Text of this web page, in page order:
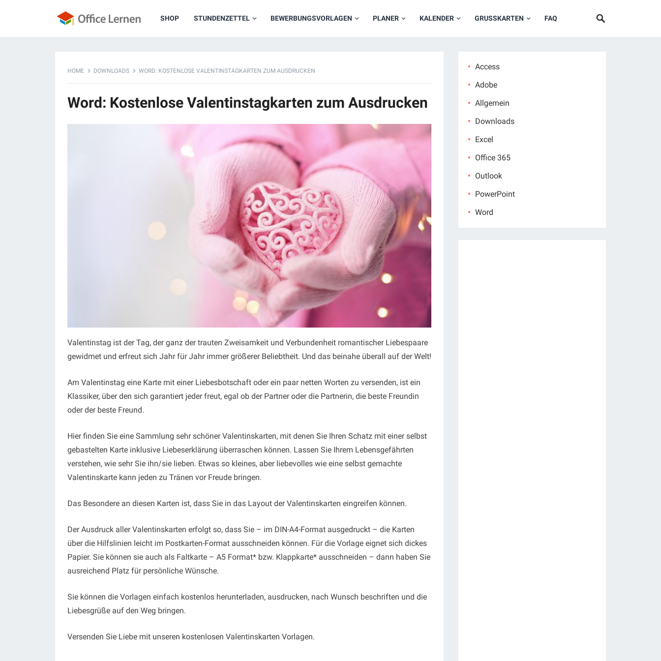
SHOP STUNDENZETTEL BEWERBUNGSVORLAGEN PLANER KALENDER GRUSSKARTEN FAQ
HOME DOWNLOADS WORD: KOSTENLOSE VALENTINSTAGKARTEN ZUM AUSDRUCKEN
Word: Kostenlose Valentinstagkarten zum Ausdrucken
Valentinstag ist der Tag, der ganz der trauten Zweisamkeit und Verbundenheit romantischer Liebespaare
gewidmet und erfreut sich Jahr für Jahr immer größerer Beliebtheit. Und das beinahe überall auf der Welt!
Am Valentinstag eine Karte mit einer Liebesbotschaft oder ein paar netten Worten zu versenden, ist ein
Klassiker, über den sich garantiert jeder freut, egal ob der Partner oder die Partnerin, die beste Freundin
oder der beste Freund.
Hier finden Sie eine Sammlung sehr schöner Valentinskarten, mit denen Sie Ihren Schatz mit einer selbst
gebastelten Karte inklusive Liebeserklärung überraschen können. Lassen Sie Ihrem Lebensgefährten
verstehen, wie sehr Sie ihn/sie lieben. Etwas so kleines, aber liebevolles wie eine selbst gemachte
Valentinskarte kann jeden zu Tränen vor Freude bringen.
Das Besondere an diesen Karten ist, dass Sie in das Layout der Valentinskarten eingreifen können.
Der Ausdruck aller Valentinskarten erfolgt so, dass Sie – im DIN-A4-Format ausgedruckt – die Karten
über die Hilfslinien leicht im Postkarten-Format ausschneiden können. Für die Vorlage eignet sich dickes
Papier. Sie können sie auch als Faltkarte – A5 Format* bzw. Klappkarte* ausschneiden – dann haben Sie
ausreichend Platz für persönliche Wünsche.
Sie können die Vorlagen einfach kostenlos herunterladen, ausdrucken, nach Wunsch beschriften und die
Liebesgrüße auf den Weg bringen.
Versenden Sie Liebe mit unseren kostenlosen Valentinskarten Vorlagen.
Access
Adobe
Allgemein
Downloads
Excel
Office 365
Outlook
PowerPoint
Word